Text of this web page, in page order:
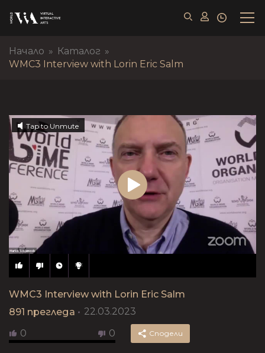
Начало » Каталог »
WMC3 Interview with Lorin Eric Salm
Tap to Unmute
WMC3 Interview with Lorin Eric Salm
891 прегледа
22.03.2023
0
0 Сподели